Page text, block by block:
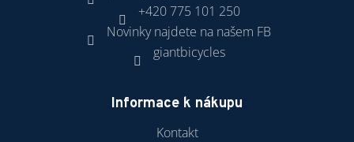
+420 775 101 250
Novinky najdete na našem FB
giantbicycles
Informace k nákupu
Kontakt